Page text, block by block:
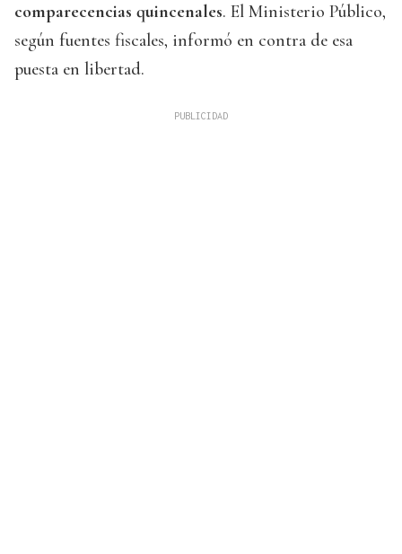
comparecencias quincenales. El Ministerio Público,
según fuentes fiscales, informó en contra de esa
puesta en libertad.